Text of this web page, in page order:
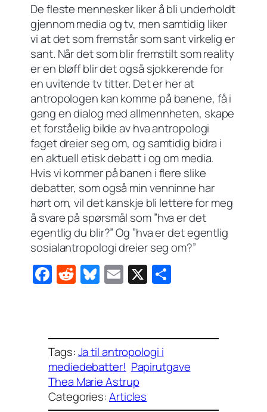
De fleste mennesker liker å bli underholdt
gjennom media og tv, men samtidig liker
vi at det som fremstår som sant virkelig er
sant. Når det som blir fremstilt som reality
er en bløff blir det også sjokkerende for
en uvitende tv titter. Det er her at
antropologen kan komme på banene, få i
gang en dialog med allmennheten, skape
et forståelig bilde av hva antropologi
faget dreier seg om, og samtidig bidra i
en aktuell etisk debatt i og om media.
Hvis vi kommer på banen i flere slike
debatter, som også min venninne har
hørt om, vil det kanskje bli lettere for meg
å svare på spørsmål som ”hva er det
egentligdu blir?” Og ”hva er detegentlig
sosialantropologi dreier seg om?”
F
e
b
o
o
R
di
t
Bl
sk
y
E X
e
Tags:Ja til antropologi i
mediedebatter! Papirutgave
Thea Marie Astrup
Categories:Articles